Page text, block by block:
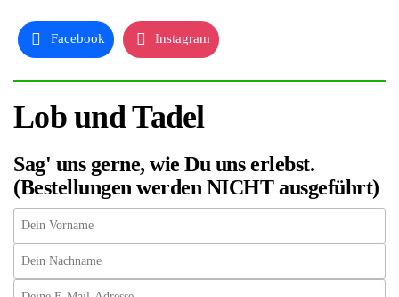
Facebook Instagram
Lob und Tadel
Sag' uns gerne, wie Du uns erlebst.
(Bestellungen werden NICHT ausgeführt)